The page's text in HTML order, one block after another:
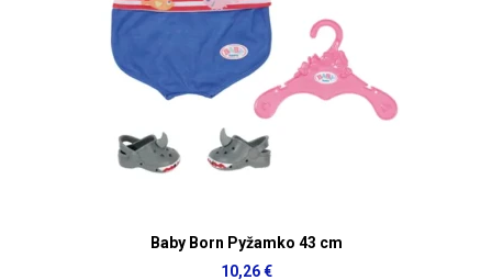
Baby Born Pyžamko 43 cm
10,26 €